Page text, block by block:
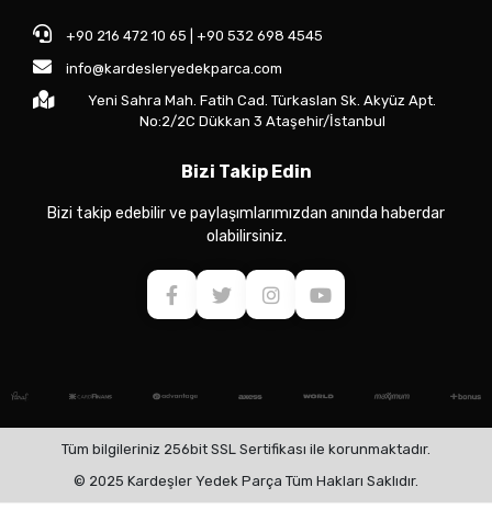
+90 216 472 10 65 | +90 532 698 4545
info@kardesleryedekparca.com
Yeni Sahra Mah. Fatih Cad. Türkaslan Sk. Akyüz Apt.
No:2/2C Dükkan 3 Ataşehir/İstanbul
Bizi Takip Edin
Bizi takip edebilir ve paylaşımlarımızdan anında haberdar
olabilirsiniz.
Tüm bilgileriniz 256bit SSL Sertifikası ile korunmaktadır.
© 2025 Kardeşler Yedek Parça Tüm Hakları Saklıdır.